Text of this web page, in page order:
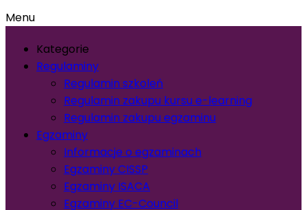
Menu
Kategorie
Regulaminy
Regulamin szkoleń
Regulamin zakupu kursu e-learning
Regulamin zakupu egzaminu
Egzaminy
Informacje o egzaminach
Egzaminy CISSP
Egzaminy ISACA
Egzaminy EC-Council